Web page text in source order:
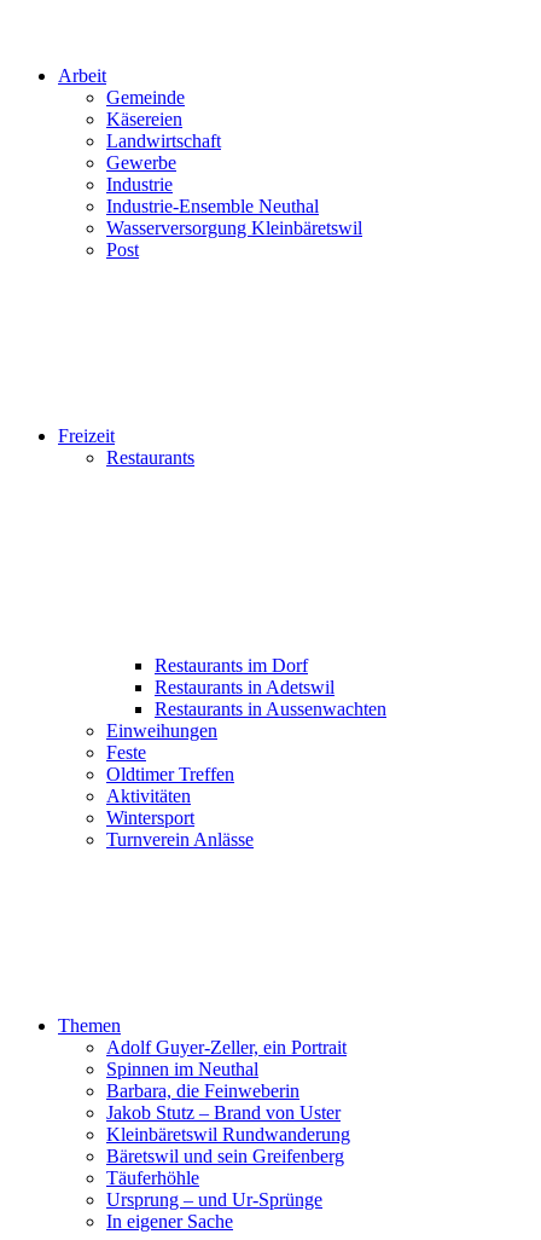
Arbeit
Gemeinde
Käsereien
Landwirtschaft
Gewerbe
Industrie
Industrie-Ensemble Neuthal
Wasserversorgung Kleinbäretswil
Post
Freizeit
Restaurants
Restaurants im Dorf
Restaurants in Adetswil
Restaurants in Aussenwachten
Einweihungen
Feste
Oldtimer Treffen
Aktivitäten
Wintersport
Turnverein Anlässe
Themen
Adolf Guyer-Zeller, ein Portrait
Spinnen im Neuthal
Barbara, die Feinweberin
Jakob Stutz – Brand von Uster
Kleinbäretswil Rundwanderung
Bäretswil und sein Greifenberg
Täuferhöhle
Ursprung – und Ur-Sprünge
In eigener Sache